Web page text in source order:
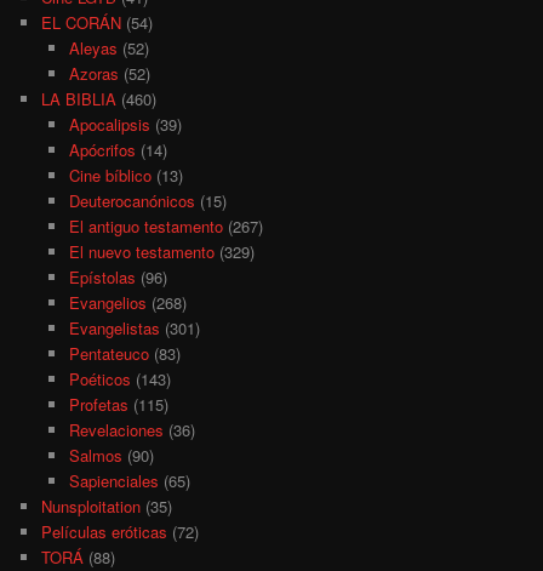
EL CORÁN (54)
Aleyas (52)
Azoras (52)
LA BIBLIA (460)
Apocalipsis (39)
Apócrifos (14)
Cine bíblico(13)
Deuterocanónicos (15)
El antiguo testamento(267)
El nuevo testamento(329)
Epístolas (96)
Evangelios (268)
Evangelistas (301)
Pentateuco(83)
Poéticos (143)
Profetas (115)
Revelaciones (36)
Salmos (90)
Sapienciales (65)
Nunsploitation (35)
Películas eróticas (72)
TORÁ (88)